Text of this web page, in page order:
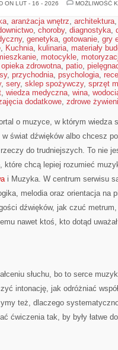
ON LUT - 16 - 2026
MOŻLIWOŚĆ
, aranżacja wnętrz, architektura
, choroby, diagnostyka,
, genetyka, gotowanie, gry
, Kuchnia, kulinaria, materiały
, motocykle,
opieka zdrowotna, patio,
, przychodnia, psychologia,
, sery, sklep spożywczy, sprzęt
, wiedza medyczna, wina,
dodatkowe, zdrowe
o muzyce, w którym wiedza
świat dźwięków albo chcesz
do trudniejszych. To nie
które chcą lepiej rozumieć
i Muzyka. W centrum serwisu
melodia oraz orientacja na
dźwięków, jak czuć
nawet ktoś, kto dotąd
słuchu, bo to serce
intonację, jak odróżniać
też, dlaczego
ćwiczenia tak, by były łatwe